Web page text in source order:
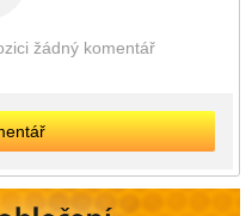
žádný komentář